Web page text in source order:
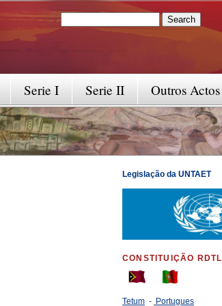
Search form
Outros Actos
Serie II
Serie I
Legislação da UNTAET
CONSTITUIÇÃO RDTL
Tetum - Portugues